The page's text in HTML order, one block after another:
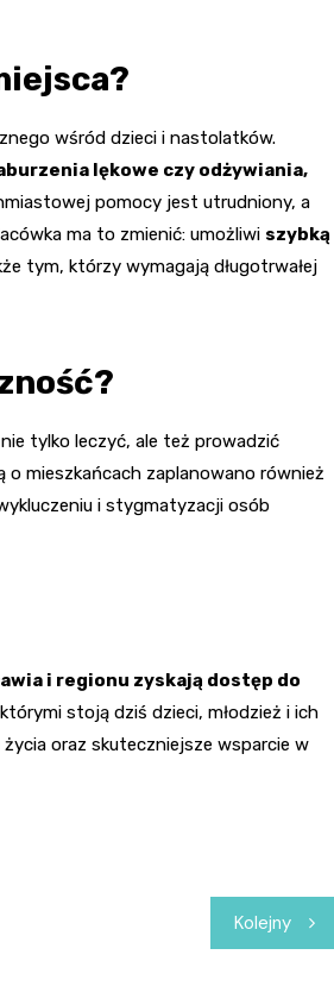
wśród dzieci i nastolatków.
lękowe czy odżywiania,
pomocy jest utrudniony, a
ma to zmienić: umożliwi szybką
tym, którzy wymagają długotrwałej
tylko leczyć, ale też prowadzić
o mieszkańcach zaplanowano również
i stygmatyzacji osób
i regionu zyskają dostęp do
stoją dziś dzieci, młodzież i ich
oraz skuteczniejsze wsparcie w
Kolejny